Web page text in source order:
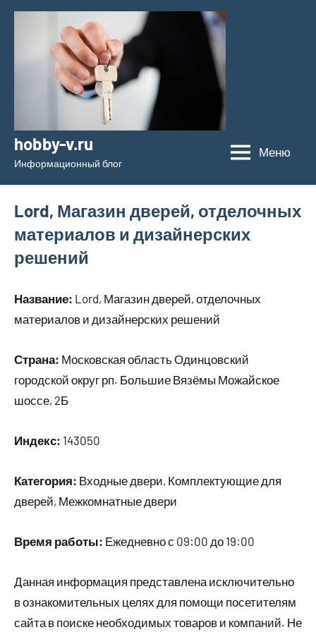
Перейти
содержимому
hobby-v.ru
Информационный блог
Меню
Lord, Магазин дверей, отделочных
материалов и дизайнерских
решений
Название: Lord, Магазин дверей, отделочных
материалов и дизайнерских решений
Страна: Московская область Одинцовский
городской округ рп. Большие Вязёмы Можайское
шоссе, 2Б
Индекс: 143050
Категория: Входные двери, Комплектующие для
дверей, Межкомнатные двери
Время работы: Ежедневно с 09:00 до 19:00
Данная информация представлена исключительно
в ознакомительных целях для помощи посетителям
сайта в поиске необходимых товаров и компаний. Не